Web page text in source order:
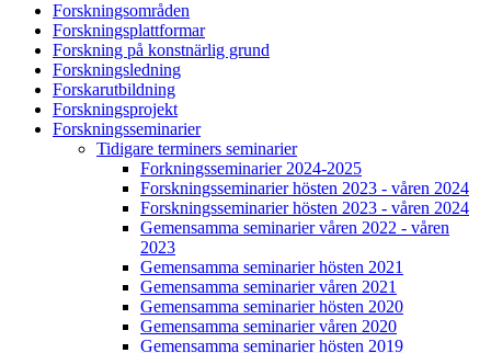
Forskningsområden
Forskningsplattformar
Forskning på konstnärlig grund
Forskningsledning
Forskarutbildning
Forskningsprojekt
Forskningsseminarier
Tidigare terminers seminarier
Forkningsseminarier 2024-2025
Forskningsseminarier hösten 2023 - våren 2024
Forskningsseminarier hösten 2023 - våren 2024
Gemensamma seminarier våren 2022 - våren
2023
Gemensamma seminarier hösten 2021
Gemensamma seminarier våren 2021
Gemensamma seminarier hösten 2020
Gemensamma seminarier våren 2020
Gemensamma seminarier hösten 2019